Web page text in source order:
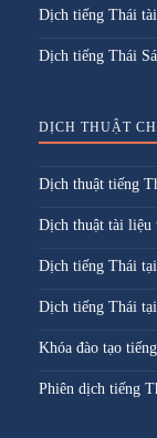
Dịch tiếng Thái
Dịch tiếng Thái
DỊCH THUẬT
Dịch thuật tiếng
Dịch thuật tài liệu
Dịch tiếng Thái
Dịch tiếng Thái
Khóa đào tạo
Phiên dịch tiếng